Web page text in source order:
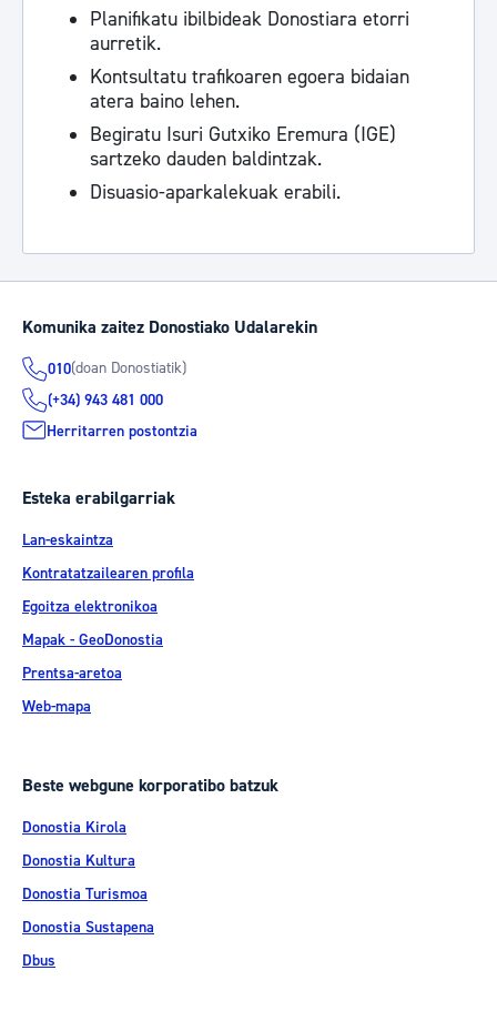
Planifikatu ibilbideak Donostiara etorri
aurretik.
Kontsultatu trafikoaren egoera bidaian
atera baino lehen.
Begiratu Isuri Gutxiko Eremura (IGE)
sartzeko dauden baldintzak.
Disuasio-aparkalekuak erabili.
Komunika zaitez Donostiako Udalarekin
010(doan Donostiatik)
(+34) 943 481 000
Herritarren postontzia
Esteka erabilgarriak
Lan-eskaintza
Kontratatzailearen profila
Egoitza elektronikoa
Mapak - GeoDonostia
Prentsa-aretoa
Web-mapa
Beste webgune korporatibo batzuk
Donostia Kirola
Donostia Kultura
Donostia Turismoa
Donostia Sustapena
Dbus